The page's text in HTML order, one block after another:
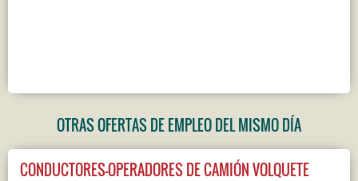
OTRAS OFERTAS DE EMPLEO DEL MISMO DÍA
CONDUCTORES-OPERADORES DE CAMIÓN VOLQUETE